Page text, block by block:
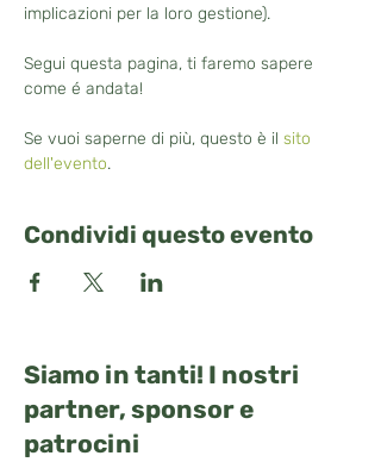
implicazioni per la loro gestione).
Segui questa pagina, ti faremo sapere
come é andata!
Se vuoi saperne di più, questo è il sito
dell'evento.
Condividi questo evento
Siamo in tanti! I nostri
partner, sponsor e
patrocini